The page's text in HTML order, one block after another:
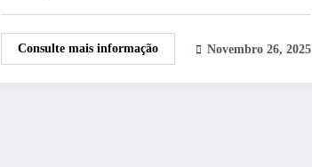
Consulte mais informação Novembro 26, 2025